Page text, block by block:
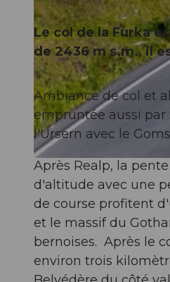
© Martin Wabel, Bildsektor, Ferienregion
Le col de la Furka
de 2436 m s.m., il
Ambiance de col et
empruntée aussi par
l'Ursern avec le
Après Realp, la
d'altitude avec une
de course profitent
et le massif du
bernoises. Après le
environ trois